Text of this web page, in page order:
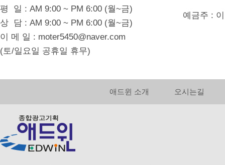
평 일 : AM 9:00 ~ PM 6:00 (월~금)
상 담 : AM 9:00 ~ PM 6:00 (월~금)
이 메 일 : moter5450@naver.com
(토/일요일 공휴일 휴무)
예금주 :
애드윈 소개 오시는길